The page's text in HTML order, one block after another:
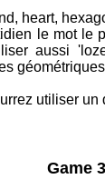
heart,
le mot le
aussi
utiliser
Game 3